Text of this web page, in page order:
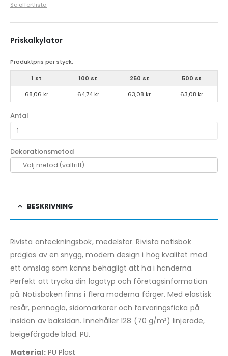
Se offertlista
Priskalkylator
Produktpris per styck:
1 st 100 st 250 st
500 st
68,06 kr
64,74 kr 63,08 kr 63,08 kr
Antal
Dekorationsmetod
BESKRIVNING
Rivista anteckningsbok, medelstor. Rivista notisbok
präglas av en snygg, modern design i hög kvalitet med
ett omslag som känns behagligt att ha i händerna.
Perfekt att trycka din logotyp och företagsinformation
på. Notisboken finns i flera moderna färger. Med elastisk
resår, pennögla, sidomarkörer och förvaringsficka på
insidan av baksidan. Innehåller 128 (70 g/m²) linjerade,
beigefärgade blad. PU.
Material:PU Plast